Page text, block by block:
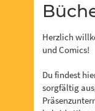
Herzlich
und Comics!
Du findest
sorgfältig